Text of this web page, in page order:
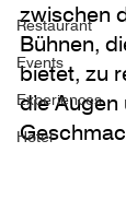
Restaurant
Events
Experiences
Hotel
zwischen
Bühnen,
bietet, zu
die Augen